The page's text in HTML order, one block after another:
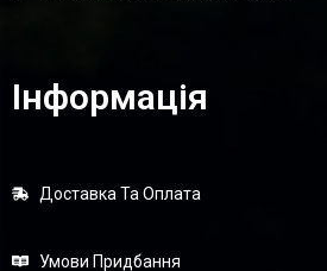
Інформація
Доставка Та Оплата
Умови Придбання